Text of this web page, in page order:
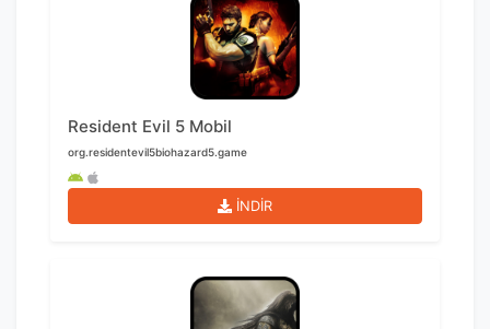
Resident Evil 5 Mobil
org.residentevil5biohazard5.game
İNDİR